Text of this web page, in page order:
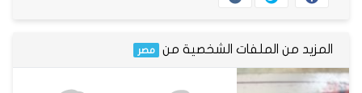
المزيد من الملفات الشخصية من مصر